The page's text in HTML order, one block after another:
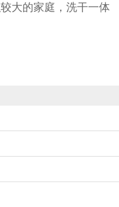
大的家庭，洗干一体